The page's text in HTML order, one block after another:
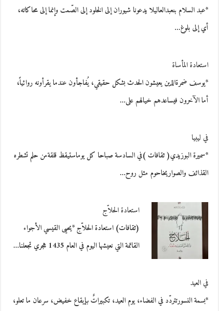
*عبد السلام بنعبدالعاليلا يدعونا شيوران إلى الخلود إلى الصّمت وإنما إلى محاكاته،
أي إلى بلوغ…
استعادة المأساة
*يوسف ضمرةالذين يعيشون الحدث بشكل حقيقي، يُفاجأون عندما يقرأونه روائياً،
أما الآخرون فيساعدهم خيالهم على…
في ليبيا
*سميرة البوزيدي( ثقافات )في السادسة صباحا كل يوماستيقظ قلقةمن حلم تشطره
القذائف والصواريخاحوم مثل روح…
استعادة الحلاّج
(ثقافات) استعادة الحلاّج *يحيى القيسي الأجواء
القاتمة التي نعيشها اليوم في العام 1435 هجري تجعلنا…
في العيد
*بسمة النسورتتردّد في الفضاء، يوم العيد، تكبيراتٌ بإيقاع خفيض، سرعان ما تعلو،